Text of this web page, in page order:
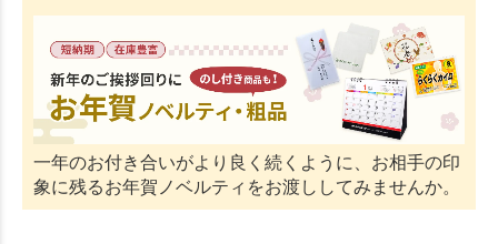
一年のお付き合いがより良く続くように、お相手の印
象に残るお年賀ノベルティをお渡ししてみませんか。